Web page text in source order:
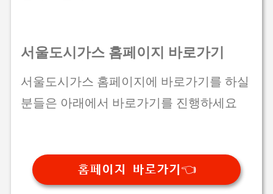
서울도시가스 홈페이지 바로가기
서울도시가스 홈페이지에 바로가기를 하실
분들은 아래에서 바로가기를 진행하세요
홈페이지 바로가기👈